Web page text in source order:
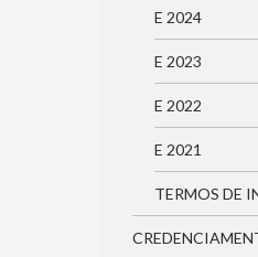
E 2024
E 2023
E 2022
E 2021
TERMOS DE